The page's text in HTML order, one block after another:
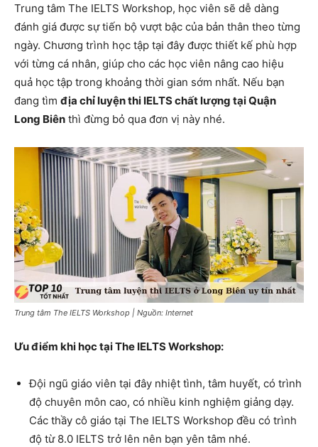
Trung tâm The IELTS Workshop, học viên sẽ dễ dàng
đánh giá được sự tiến bộ vượt bậc của bản thân theo từng
ngày. Chương trình học tập tại đây được thiết kế phù hợp
với từng cá nhân, giúp cho các học viên nâng cao hiệu
quả học tập trong khoảng thời gian sớm nhất. Nếu bạn
đang tìm địa chỉ luyện thi IELTS chất lượng tại Quận
Long Biên thì đừng bỏ qua đơn vị này nhé.
Trung tâm The IELTS Workshop | Nguồn: Internet
Ưu điểm khi học tại The IELTS Workshop:
Đội ngũ giáo viên tại đây nhiệt tình, tâm huyết, có trình
độ chuyên môn cao, có nhiều kinh nghiệm giảng dạy.
Các thầy cô giáo tại The IELTS Workshop đều có trình
độ từ 8.0 IELTS trở lên nên bạn yên tâm nhé.